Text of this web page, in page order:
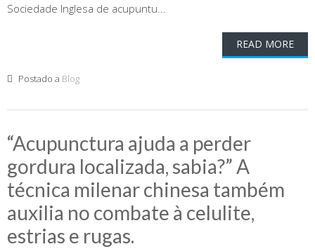
Sociedade Inglesa de acupuntu...
READ MORE
Postado a Blog
“Acupunctura ajuda a perder
gordura localizada, sabia?” A
técnica milenar chinesa também
auxilia no combate à celulite,
estrias e rugas.